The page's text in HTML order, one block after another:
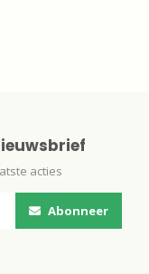
acties
Abonneer